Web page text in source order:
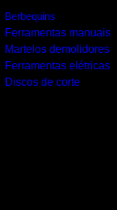
Berbequins
Ferramentas manuais
Martelos demolidores
Ferramentas elétricas
Discos de corte